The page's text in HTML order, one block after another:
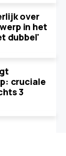
over
in het
dubbel'
cruciale
3